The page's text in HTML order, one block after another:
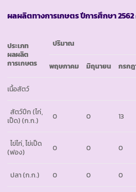
ผลผลิตทางการเกษตร ปีการศึกษา 2562
ประเภท
ผลผลิต
การเกษตร
ปริมาณ
พฤษภาคม มิถุนายน กรก
เนื้อสัตว์
สัตว์ปีก (ไก่,
เป็ด)(ก.ก.) 0 0 13
ไข่ไก่, ไข่เป็ด
(ฟอง)
0 0 0
ปลา(ก.ก.) 0 0 0